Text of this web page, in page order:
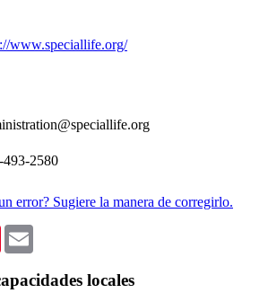
www.speciallife.org/
493-2580
error? Sugiere la manera de corregirlo.
Pinterest
locales